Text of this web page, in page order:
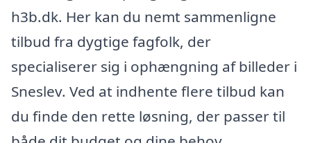
h3b.dk. Her kan du nemt sammenligne
tilbud fra dygtige fagfolk, der
specialiserer sig i ophængning af billeder i
Sneslev. Ved at indhente flere tilbud kan
du finde den rette løsning, der passer til